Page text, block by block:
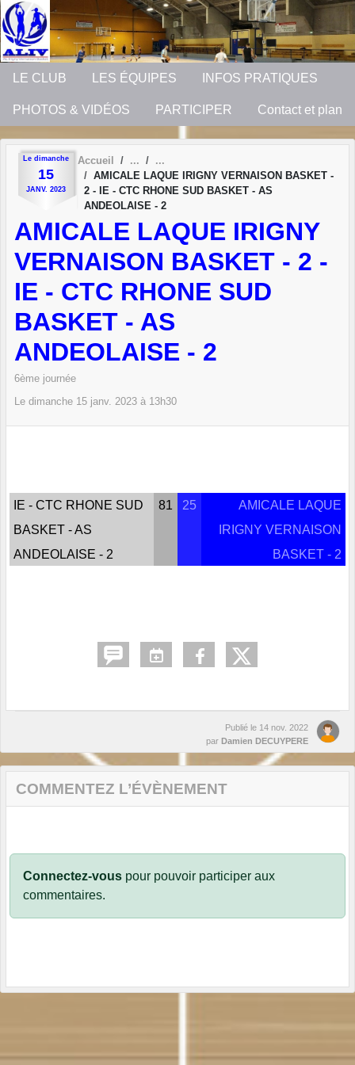
LE CLUB LES ÉQUIPES INFOS PRATIQUES
PHOTOS & VIDÉOS PARTICIPER Contact et plan
Le dimanche
15
JANV. 2023
Accueil
AMICALE LAQUE IRIGNY VERNAISON BASKET -
2 - IE - CTC RHONE SUD BASKET - AS
ANDEOLAISE - 2
AMICALE LAQUE IRIGNY
VERNAISON BASKET - 2 -
IE - CTC RHONE SUD
BASKET - AS
ANDEOLAISE - 2
6ème journée
Le dimanche 15 janv. 2023 à 13h30
IE - CTC RHONE SUD
BASKET - AS
ANDEOLAISE - 2
81 25
AMICALE LAQUE
IRIGNY VERNAISON
BASKET - 2
Publié le 14 nov. 2022
par Damien DECUYPERE
COMMENTEZ L’ÉVÈNEMENT
Connectez-vous pour pouvoir participer aux
commentaires.
Panneau de gestion des cookies